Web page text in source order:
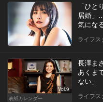
「ひ
居婚」
気にな
ライフス
Vol.9
表紙カレンダー
長澤ま
あくま
ない」
ライフス